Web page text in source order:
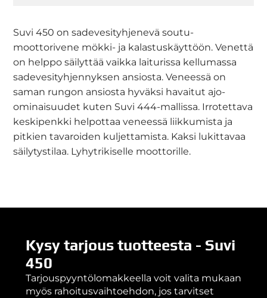
Suvi 450 on sadevesityhjenevä soutu-
moottorivene mökki- ja kalastuskäyttöön. Venettä
on helppo säilyttää vaikka laiturissa kellumassa
sadevesityhjennyksen ansiosta. Veneessä on
saman rungon ansiosta hyväksi havaitut ajo-
ominaisuudet kuten Suvi 444-mallissa. Irrotettava
keskipenkki helpottaa veneessä liikkumista ja
pitkien tavaroiden kuljettamista. Kaksi lukittavaa
säilytystilaa. Lyhytrikiselle moottorille.
Kysy tarjous tuotteesta - Suvi
450
Tarjouspyyntölomakkeella voit valita mukaan
myös rahoitusvaihtoehdon, jos tarvitset